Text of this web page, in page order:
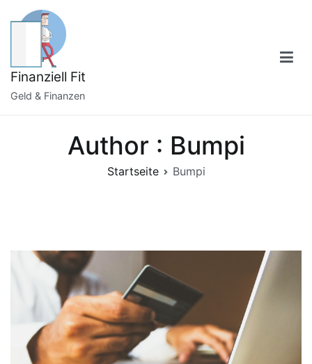
Inhalt
Finanziell Fit
Geld & Finanzen
Author : Bumpi
Startseite Bumpi